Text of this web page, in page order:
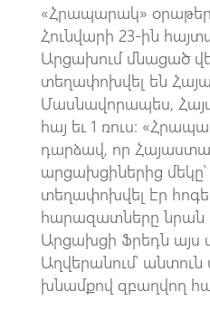
«Հրապարակ»
Հունվարի 23-ին
Արցախում մնացած
տեղափոխվել են
Մասնավորապես,
հայ եւ 1 ռուս։
դարձավ, որ
արցախցիներից
տեղափոխվել էր
հարազատները նրան
Արցախցի Ֆրեդն այս
Աղվերանում՝
խնամքով զբաղվող